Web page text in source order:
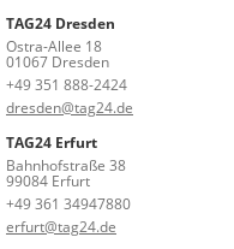
TAG24 Dresden
Ostra-Allee 18
01067 Dresden
+49 351 888-2424
dresden@tag24.de
TAG24 Erfurt
Bahnhofstraße 38
99084 Erfurt
+49 361 34947880
erfurt@tag24.de